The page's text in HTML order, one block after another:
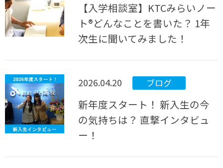
【入学相談室】KTCみらいノー
ト®どんなことを書いた？ 1年
次生に聞いてみました！
2026.04.20 ブログ
新年度スタート！ 新入生の今
の気持ちは？ 直撃インタビュ
ー！